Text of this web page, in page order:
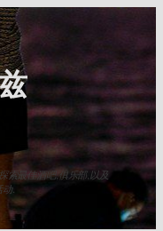
索最佳酒吧,俱乐部,以及
.